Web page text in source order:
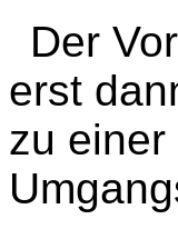
Der
erst
zu